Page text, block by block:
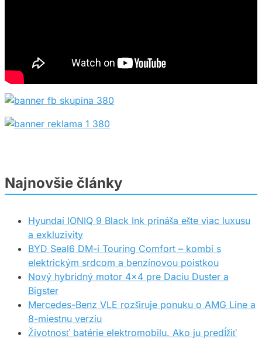
Najnovšie články
Hyundai IONIQ 9 Black Ink prináša ešte viac luxusu
a exkluzivity
BYD Seal6 DM-i Touring Comfort – kombi s
elektrickým srdcom a benzínovou poistkou
Nový hybridný motor 4×4 pre Daciu Duster a
Bigster
Mercedes-Benz VLE rozširuje ponuku o AMG Line a
8-miestnu verziu
Životnosť batérie elektromobilu. Ako ju predĺžiť